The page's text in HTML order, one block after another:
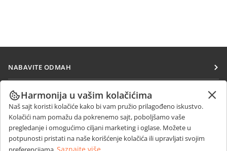
NABAVITE ODMAH
Docs
DocSpace
Workspace
Konektori
SARAĐUJTE
Za doprinosioce
Za prevodioce
Za influensere
PRIMAJTE VESTI
Blog
DOBIJTE POMOĆ
Harmonija u vašim kolačićima
Naš sajt koristi kolačiće kako bi vam pružio prilagođeno iskustvo.
Kolačići nam pomažu da pokrenemo sajt, poboljšamo vaše
pregledanje i omogućimo ciljani marketing i oglase. Možete u
potpunosti pristati na naše korišćenje kolačića ili upravljati svojim